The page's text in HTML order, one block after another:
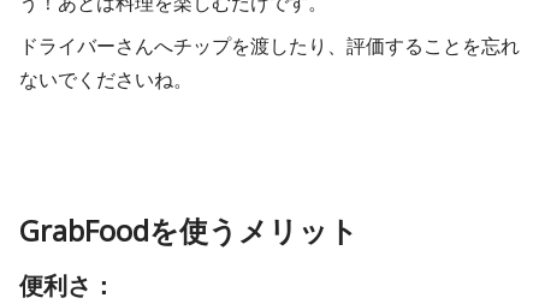
ドライバーさんへチップを渡したり、評価することを忘れ
ないでくださいね。
GrabFoodを使うメリット
便利さ：